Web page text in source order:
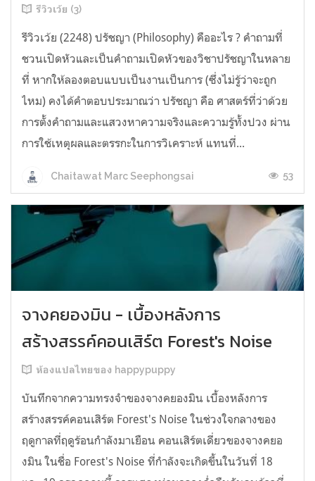
รีวิวเว้ย (3)
รีวิวเว้ย (2248) ปรัชญา (Philosophy) คืออะไร ? คำถามที่
ชวนเปิดหัวและเป็นคำถามเปิดหัวของวิชาปรัชญาในหลาย
ที่ หากให้ลองตอบแบบเป็นงานเป็นการ (ซึ่งไม่รู้ว่าจะถูก
ไหม) คงได้คำตอบประมาณว่า ปรัชญา คือ ศาสตร์ที่ว่าด้วย
การตั้งคำถามและแสวงหาความจริงและความรู้ทั้งปวง ผ่าน
การใช้เหตุผลและตรรกะในการวิเคราะห์ แทนที่...
Chaitawat Marc Seephongsai 53
จางคยองมิน - เบื้องหลังการ
สร้างสรรค์คอนเสิร์ต Forest's Noise
ห้องแปลไทยของ happypuppy
บันทึกจากความทรงจำของจางคยองมิน เบื้องหลังการ
สร้างสรรค์คอนเสิร์ต Forest's Noise ในช่วงใจกลางของ
ฤดูกาลที่ฤดูร้อนกำลังมาเยือน คอนเสิร์ตเดี่ยวของจางคยอ
งมิน ในชื่อ Forest's Noise ที่กำลังจะเกิดขึ้นในวันที่ 18